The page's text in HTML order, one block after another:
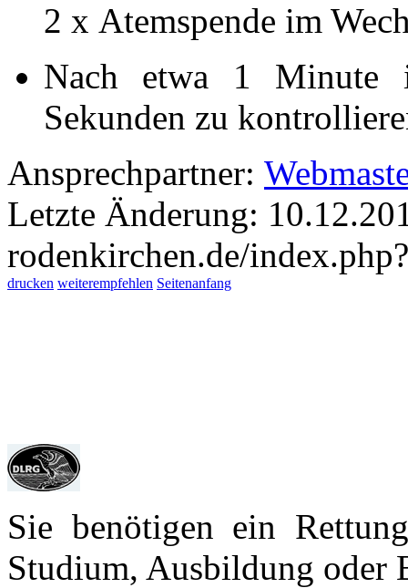
2 x Atemspende im
Nach etwa 1 Minute
Sekunden zu
Ansprechpartner:
Letzte Änderung:
rodenkirchen.de/
drucken weiterempfehlen Seitenanfang
Sie benötigen ein
Studium, Aus­bildung oder